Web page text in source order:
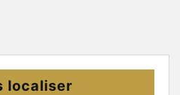
localiser